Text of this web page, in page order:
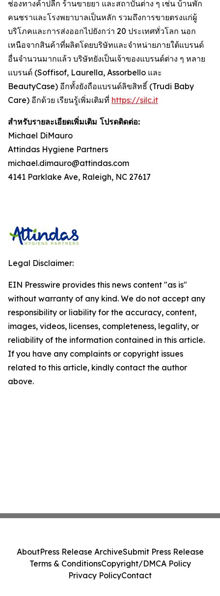
ช่องทางค้าปลีก ร้านขายยา และสถาบันต่าง ๆ เช่น บ้านพัก
คนชราและโรงพยาบาลเป็นหลัก รวมถึงการขายตรงแก่ผู้
บริโภคและการส่งออกไปยังกว่า 20 ประเทศทั่วโลก นอก
เหนือจากสินค้าที่ผลิตโดยบริษัทและจำหน่ายภายใต้แบรนด์
อื่นจำนวนมากแล้ว บริษัทยังเป็นเจ้าของแบรนด์ต่าง ๆ หลาย
แบรนด์ (Soffisof, Laurella, Assorbello และ
BeautyCase) อีกทั้งยังถือแบรนด์ลิขสิทธิ์ (Trudi Baby
Care) อีกด้วย เรียนรู้เพิ่มเติมที่ https://silc.it
สำหรับรายละเอียดเพิ่มเติม โปรดติดต่อ:
Michael DiMauro
Attindas Hygiene Partners
michael.dimauro@attindas.com
4141 Parklake Ave, Raleigh, NC 27617
Legal Disclaimer:
EIN Presswire provides this news content "as is"
without warranty of any kind. We do not accept any
responsibility or liability for the accuracy, content,
images, videos, licenses, completeness, legality, or
reliability of the information contained in this article.
If you have any complaints or copyright issues
related to this article, kindly contact the author
above.
AboutPress Release ArchiveSubmit Press Release
Terms & ConditionsCopyright/DMCA Policy
Privacy PolicyContact